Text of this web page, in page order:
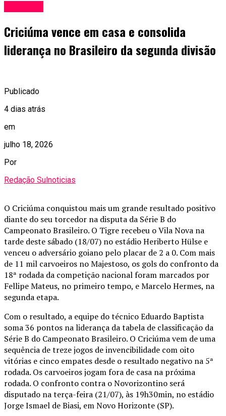
Criciúma vence em casa e consolida
liderança no Brasileiro da segunda divisão
Publicado
4 dias atrás
em
julho 18, 2026
Por
Redação Sulnoticias
O Criciúma conquistou mais um grande resultado positivo
diante do seu torcedor na disputa da Série B do
Campeonato Brasileiro. O Tigre recebeu o Vila Nova na
tarde deste sábado (18/07) no estádio Heriberto Hülse e
venceu o adversário goiano pelo placar de 2 a 0. Com mais
de 11 mil carvoeiros no Majestoso, os gols do confronto da
18ª rodada da competição nacional foram marcados por
Fellipe Mateus, no primeiro tempo, e Marcelo Hermes, na
segunda etapa.
Com o resultado, a equipe do técnico Eduardo Baptista
soma 36 pontos na liderança da tabela de classificação da
Série B do Campeonato Brasileiro. O Criciúma vem de uma
sequência de treze jogos de invencibilidade com oito
vitórias e cinco empates desde o resultado negativo na 5ª
rodada. Os carvoeiros jogam fora de casa na próxima
rodada. O confronto contra o Novorizontino será
disputado na terça-feira (21/07), às 19h30min, no estádio
Jorge Ismael de Biasi, em Novo Horizonte (SP).